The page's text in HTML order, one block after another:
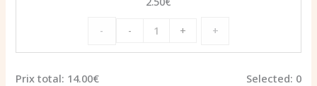
- -
quantité
+ +
Prix total: 14.00€ Selected: 0